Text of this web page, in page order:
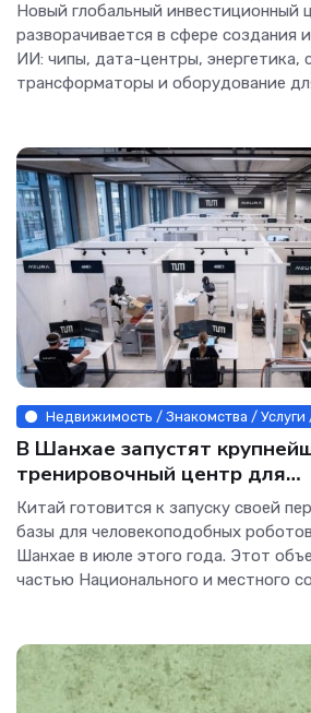
Новый глобальный инвестиционный
разворачивается в сфере создания
ИИ: чипы, дата-центры, энергетика,
трансформаторы и оборудование
Недвижимость / Знакомства /
В Шанхае запустят
тренировочный центр для
человекоподобных роботов
моделями - Интернет
Китай готовится к запуску своей
базы для человекоподобных
Шанхае в июле этого года. Этот
частью Национального и местного